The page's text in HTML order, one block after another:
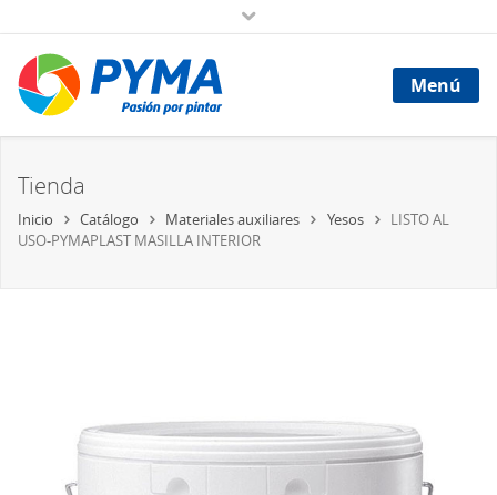
Menú
Tienda
Inicio Catálogo Materiales auxiliares Yesos
LISTO AL
USO-PYMAPLAST MASILLA INTERIOR